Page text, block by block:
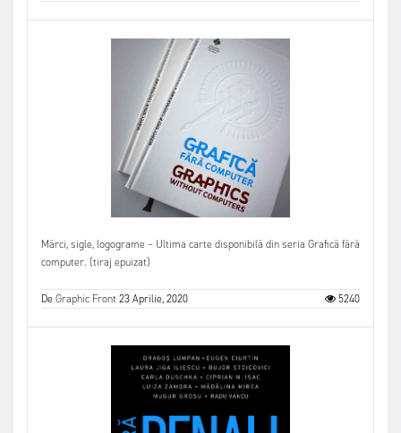
Mărci, sigle, logograme – Ultima carte disponibilă din seria Grafică fără
computer. (tiraj epuizat)
DeGraphic Front23 Aprilie, 2020 5240